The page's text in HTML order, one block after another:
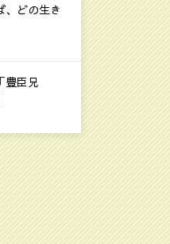
、どの生き
豊臣兄